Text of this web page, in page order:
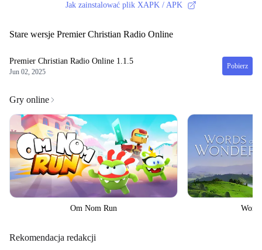
Jak zainstalować plik XAPK / APK
Stare wersje Premier Christian Radio Online
Premier Christian Radio Online 1.1.5
Jun 02, 2025
Pobierz
Gry online
Om Nom Run
Rekomendacja redakcji